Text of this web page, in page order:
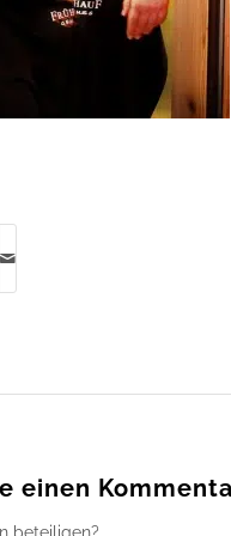
einen